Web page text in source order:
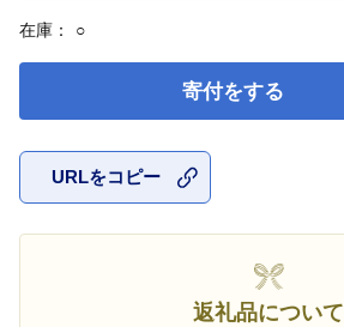
在庫： ○
寄付をする
URLをコピー
返礼品について